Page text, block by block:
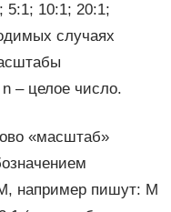
5:1; 10:1; 20:1;
случаях
– целое число.
«масштаб»
например пишут: М